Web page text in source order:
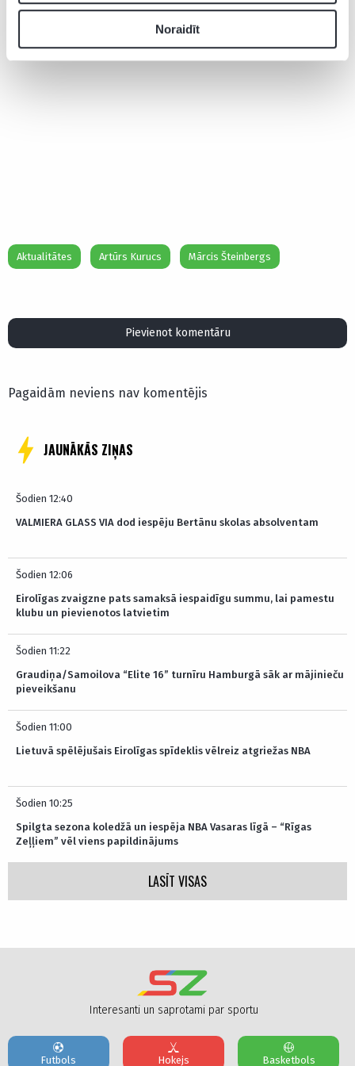
Noraidīt
Aktualitātes Artūrs Kurucs Mārcis Šteinbergs
Pievienot komentāru
Pagaidām neviens nav komentējis
JAUNĀKĀS ZIŅAS
Šodien 12:40
VALMIERA GLASS VIA dod iespēju Bertānu skolas absolventam
Šodien 12:06
Eirolīgas zvaigzne pats samaksā iespaidīgu summu, lai pamestu
klubu un pievienotos latvietim
Šodien 11:22
Graudiņa/Samoilova “Elite 16” turnīru Hamburgā sāk ar mājinieču
pieveikšanu
Šodien 11:00
Lietuvā spēlējušais Eirolīgas spīdeklis vēlreiz atgriežas NBA
Šodien 10:25
Spilgta sezona koledžā un iespēja NBA Vasaras līgā – “Rīgas
Zeļļiem” vēl viens papildinājums
LASĪT VISAS
Interesanti un saprotami par sportu
Futbols Hokejs Basketbols